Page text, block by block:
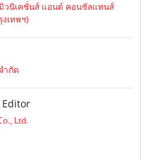
นิเคชั่นส์ แอนด์ คอนซัลแทนส์
เทพฯ)
ำกัด
Ltd.